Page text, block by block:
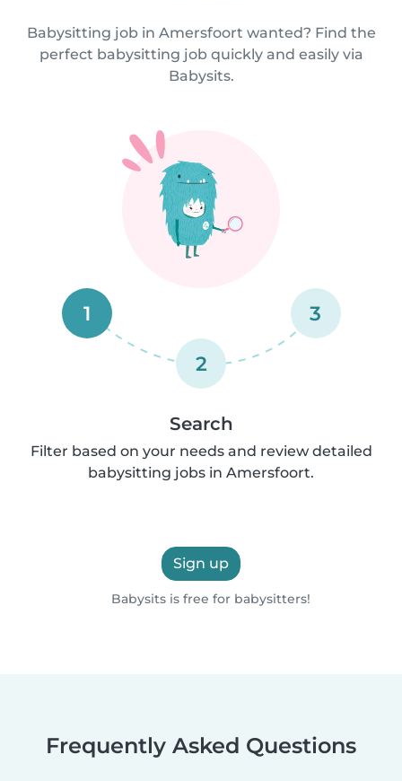
Babysitting job in Amersfoort wanted? Find the
perfect babysitting job quickly and easily via
Babysits.
1
2
3
Search
Filter based on your needs and review detailed
babysitting jobs in Amersfoort.
Sign up
Babysits is free for babysitters!
Frequently Asked Questions